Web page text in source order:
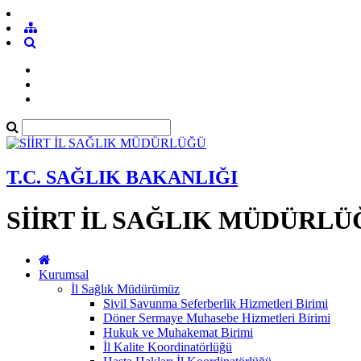
T.C. SAĞLIK BAKANLIĞI
SİİRT İL SAĞLIK
Kurumsal
İl Sağlık Müdürümüz
Sivil Savunma Seferberlik Hizmetleri Birimi
Döner Sermaye Muhasebe Hizmetleri Birimi
Hukuk ve Muhakemat Birimi
İl Kalite Koordinatörlüğü